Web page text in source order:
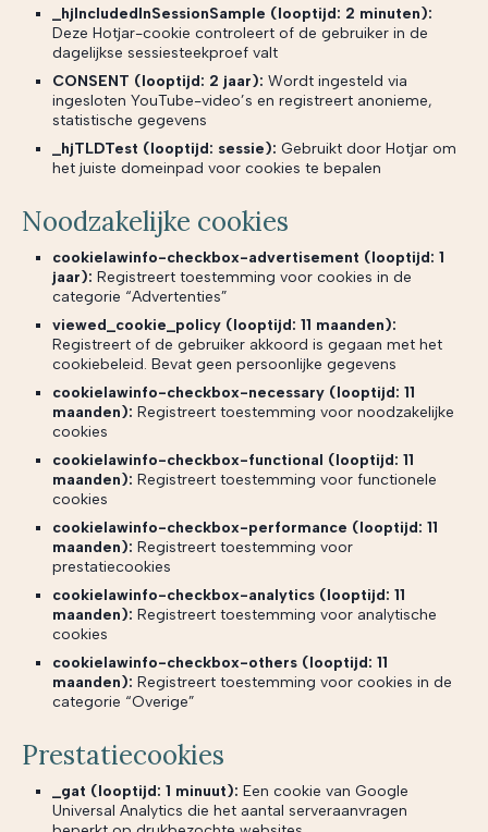
_hjIncludedInSessionSample (looptijd: 2 minuten):
Deze Hotjar-cookie controleert of de gebruiker in de
dagelijkse sessiesteekproef valt
CONSENT (looptijd: 2 jaar): Wordt ingesteld via
ingesloten YouTube-video’s en registreert anonieme,
statistische gegevens
_hjTLDTest (looptijd: sessie): Gebruikt door Hotjar om
het juiste domeinpad voor cookies te bepalen
Noodzakelijke cookies
cookielawinfo-checkbox-advertisement (looptijd: 1
jaar): Registreert toestemming voor cookies in de
categorie “Advertenties”
viewed_cookie_policy (looptijd: 11 maanden):
Registreert of de gebruiker akkoord is gegaan met het
cookiebeleid. Bevat geen persoonlijke gegevens
cookielawinfo-checkbox-necessary (looptijd: 11
maanden): Registreert toestemming voor noodzakelijke
cookies
cookielawinfo-checkbox-functional (looptijd: 11
maanden): Registreert toestemming voor functionele
cookies
cookielawinfo-checkbox-performance (looptijd: 11
maanden): Registreert toestemming voor
prestatiecookies
cookielawinfo-checkbox-analytics (looptijd: 11
maanden): Registreert toestemming voor analytische
cookies
cookielawinfo-checkbox-others (looptijd: 11
maanden): Registreert toestemming voor cookies in de
categorie “Overige”
Prestatiecookies
_gat (looptijd: 1 minuut): Een cookie van Google
Universal Analytics die het aantal serveraanvragen